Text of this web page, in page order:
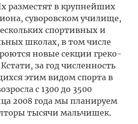
разместят в крупнейших
суворовском училище,
спортивных и
школах, в том числе
новые секции греко-
за год численность
этим видом спорта в
с 1300 до 3500
2008 года мы планируем
тысячи мальчишек.